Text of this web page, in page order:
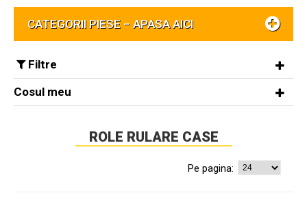
CATEGORII PIESE – APASA AICI
Filtre
Cosul meu
ROLE RULARE CASE
Pe pagina: